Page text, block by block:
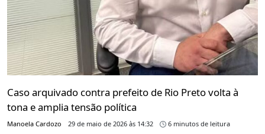
Caso arquivado contra prefeito de Rio Preto volta à
tona e amplia tensão política
Manoela Cardozo 29 de maio de 2026 às 14:32 6 minutos de leitura